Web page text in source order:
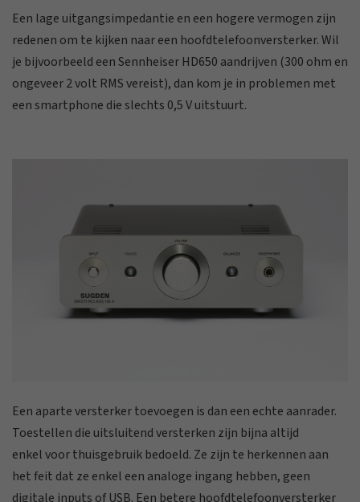
Een lage uitgangsimpedantie en een hogere vermogen zijn
redenen om te kijken naar een hoofdtelefoonversterker. Wil
je bijvoorbeeld een Sennheiser HD650 aandrijven (300 ohm en
ongeveer 2 volt RMS vereist), dan kom je in problemen met
een smartphone die slechts 0,5 V uitstuurt.
Een aparte versterker toevoegen is dan een echte aanrader.
Toestellen die uitsluitend versterken zijn bijna altijd
enkel voor thuisgebruik bedoeld. Ze zijn te herkennen aan
het feit dat ze enkel een analoge ingang hebben, geen
digitale inputs of USB. Een betere hoofdtelefoonversterker